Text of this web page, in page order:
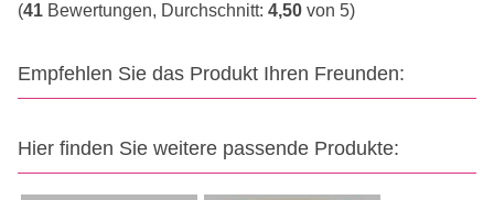
(41 Bewertungen, Durchschnitt: 4,50 von 5)
Empfehlen Sie das Produkt Ihren Freunden:
Hier finden Sie weitere passende Produkte: